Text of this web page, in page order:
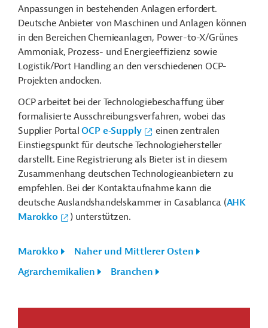
Anpassungen in bestehenden Anlagen erfordert.
Deutsche Anbieter von Maschinen und Anlagen können
in den Bereichen Chemieanlagen, Power-to-X/Grünes
Ammoniak, Prozess- und Energieeffizienz sowie
Logistik/Port Handling an den verschiedenen OCP-
Projekten andocken.
OCP arbeitet bei der Technologiebeschaffung über
formalisierte Ausschreibungsverfahren, wobei das
Supplier PortalOCP e‑Supply
einen zentralen
Einstiegspunkt für deutsche Technologiehersteller
darstellt. Eine Registrierung als Bieter ist in diesem
Zusammenhang deutschen Technologieanbietern zu
empfehlen. Bei der Kontaktaufnahme kann die
deutsche Auslandshandelskammer in Casablanca (AHK
Marokko
) unterstützen.
Marokko
Naher und Mittlerer Osten
Agrarchemikalien
Branchen